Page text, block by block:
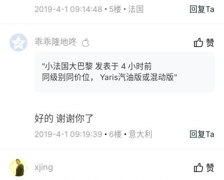
2019-4-1 09:14:48 5楼 法国 回复Ta
乖乖隆地咚 赞
"小法国大巴黎 发表于 4 小时前
同级别同价位， Yaris汽油版或混动版"
好的 谢谢你了
2019-4-1 09:19:39 6楼 意大利 回复Ta
xjing 赞